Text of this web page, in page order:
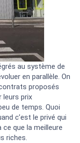
au système de
en parallèle. On
proposés
leurs prix
de temps. Quoi
c’est le privé qui
ce que la meilleure
riches.